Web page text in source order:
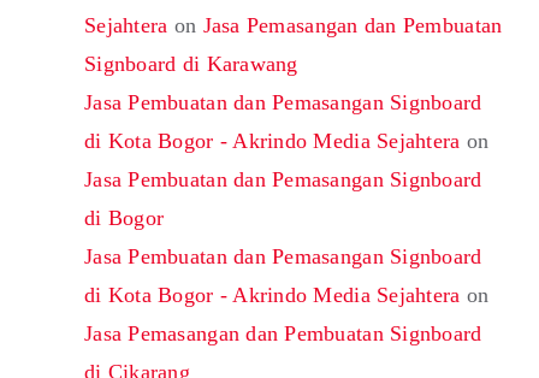
Sejahtera on Jasa Pemasangan dan Pembuatan
Signboard di Karawang
Jasa Pembuatan dan Pemasangan Signboard
di Kota Bogor - Akrindo Media Sejahtera on
Jasa Pembuatan dan Pemasangan Signboard
di Bogor
Jasa Pembuatan dan Pemasangan Signboard
di Kota Bogor - Akrindo Media Sejahtera on
Jasa Pemasangan dan Pembuatan Signboard
di Cikarang